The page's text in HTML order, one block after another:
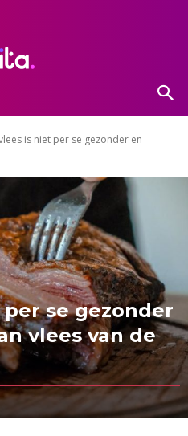
is niet per se gezonder en
se gezonder
vlees van de